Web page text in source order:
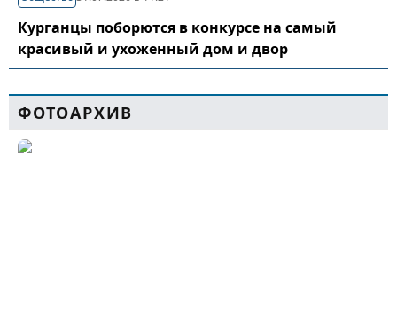
Курганцы поборются в конкурсе на самый
красивый и ухоженный дом и двор
ФОТОАРХИВ